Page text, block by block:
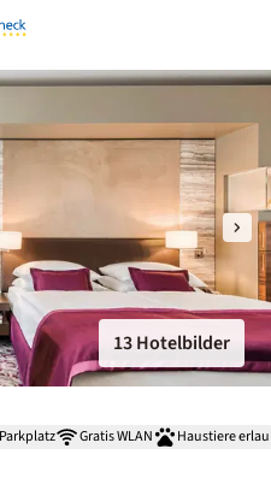
13 Hotelbilder
Parkplatz Gratis WLAN Haustiere